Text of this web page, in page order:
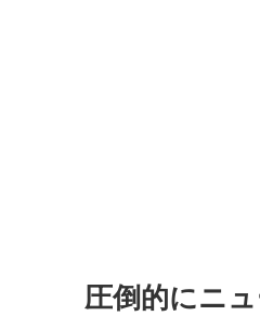
圧倒的にニ